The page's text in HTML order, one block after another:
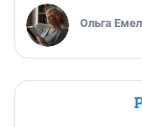
Ольга